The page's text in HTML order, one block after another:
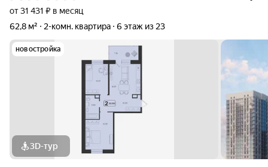
от 31 431 ₽ в месяц
62,8 м²
2-комн. квартира 6 этаж из 23
новостройка
3D-тур